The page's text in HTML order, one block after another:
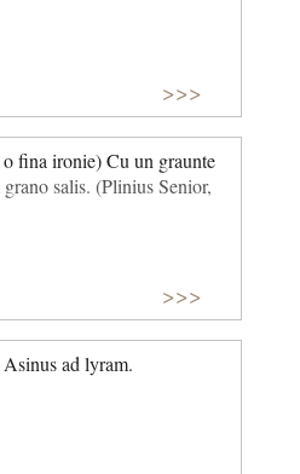
>>>
fina ironie) Cu un graunte
salis. (Plinius Senior,
>>>
ad lyram.